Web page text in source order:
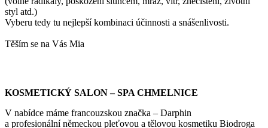
styl atd.)
Vyberu tedy tu nejlepší kombinaci účinnosti a snášenlivosti.
Těším se na Vás Mia
KOSMETICKÝ SALON – SPA CHMELNICE
V nabídce máme francouzskou značka – Darphin
a profesionální německou pleťovou a tělovou kosmetiku Biodroga